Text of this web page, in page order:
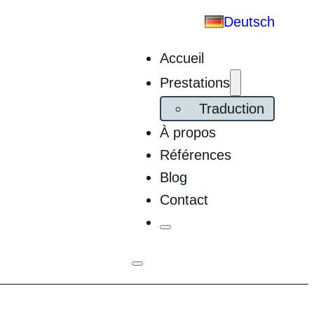
Deutsch
Accueil
Prestations
Traduction
À propos
Références
Blog
Contact